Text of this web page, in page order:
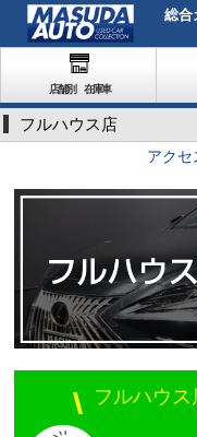
総合
店舗別 在庫車
フルハウス店
アクセ
フルハウ